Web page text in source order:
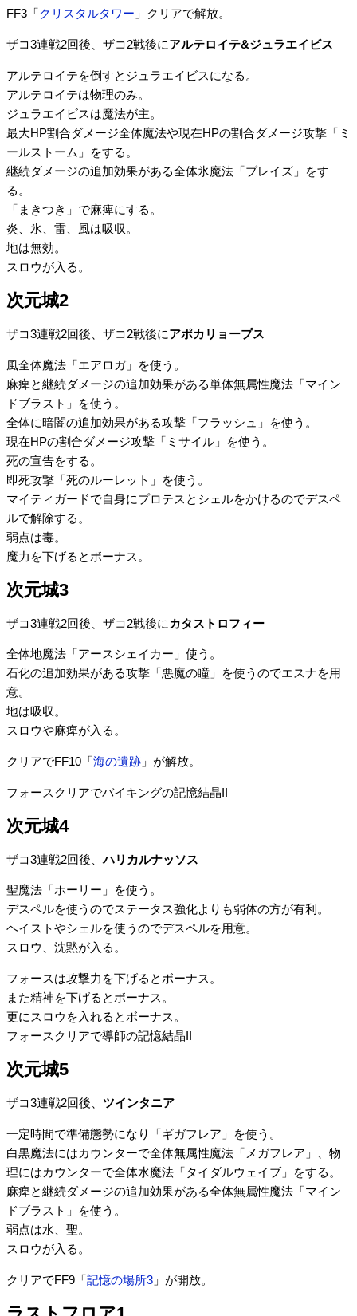
FF3「 クリスタルタワー 」クリアで解放。
ザコ3連戦2回後、ザコ2戦後にアルテロイテ&ジュラエイビス
アルテロイテを倒すとジュラエイビスになる。
アルテロイテは物理のみ。
ジュラエイビスは魔法が主。
最大HP割合ダメージ全体魔法や現在HPの割合ダメージ攻撃「ミ
ールストーム」をする。
継続ダメージの追加効果がある全体氷魔法「ブレイズ」をす
る。
「まきつき」で麻痺にする。
炎、氷、雷、風は吸収。
地は無効。
スロウが入る。
次元城2
ザコ3連戦2回後、ザコ2戦後にアポカリョープス
風全体魔法「エアロガ」を使う。
麻痺と継続ダメージの追加効果がある単体無属性魔法「マイン
ドブラスト」を使う。
全体に暗闇の追加効果がある攻撃「フラッシュ」を使う。
現在HPの割合ダメージ攻撃「ミサイル」を使う。
死の宣告をする。
即死攻撃「死のルーレット」を使う。
マイティガードで自身にプロテスとシェルをかけるのでデスペ
ルで解除する。
弱点は毒。
魔力を下げるとボーナス。
次元城3
ザコ3連戦2回後、ザコ2戦後に カタストロフィー
全体地魔法「アースシェイカー」使う。
石化の追加効果がある攻撃「悪魔の瞳」を使うのでエスナを用
意。
地は吸収。
スロウや麻痺が入る。
クリアでFF10「 海の遺跡 」が解放。
フォースクリアでバイキングの記憶結晶II
次元城4
ザコ3連戦2回後、ハリカルナッソス
聖魔法「ホーリー」を使う。
デスペルを使うのでステータス強化よりも弱体の方が有利。
ヘイストやシェルを使うのでデスペルを用意。
スロウ、沈黙が入る。
フォースは攻撃力を下げるとボーナス。
また精神を下げるとボーナス。
更にスロウを入れるとボーナス。
フォースクリアで導師の記憶結晶II
次元城5
ザコ3連戦2回後、 ツインタニア
一定時間で準備態勢になり「ギガフレア」を使う。
白黒魔法にはカウンターで全体無属性魔法「メガフレア」、物
理にはカウンターで全体水魔法「タイダルウェイブ」をする。
麻痺と継続ダメージの追加効果がある全体無属性魔法「マイン
ドブラスト」を使う。
弱点は水、聖。
スロウが入る。
クリアでFF9「記憶の場所3 」が開放。